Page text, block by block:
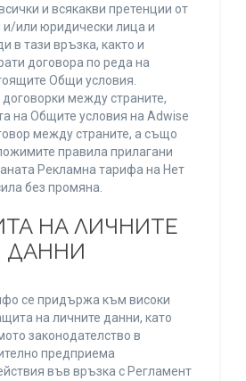
и всякакви претенции от
и/или юридически лица и
в тази връзка, както и
договора по реда на
Общи условия.
договорки между страните,
на Общите условия на Adwise
между страните, а също
правила прилагани
Рекламна тарифа на Нет
без промяна.
НА ЛИЧНИТЕ
ДАННИ
се придържа към високи
на личните данни, като
законодателство в
предприема
във връзка с Регламент